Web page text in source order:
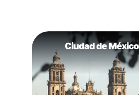
Ciudad de México